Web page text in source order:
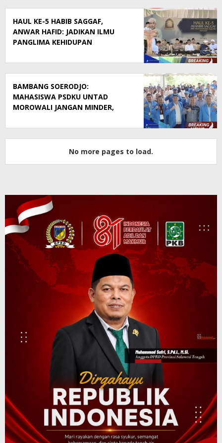
HAUL KE-5 HABIB SAGGAF,
ANWAR HAFID: JADIKAN ILMU
PANGLIMA KEHIDUPAN
BAMBANG SOERODJO:
MAHASISWA PSDKU UNTAD
MOROWALI JANGAN MINDER,
BERDAYA SAING
No more pages to load.